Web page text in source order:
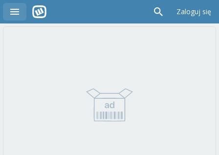
Zaloguj się